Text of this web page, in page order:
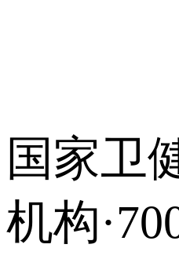
国家卫
机构